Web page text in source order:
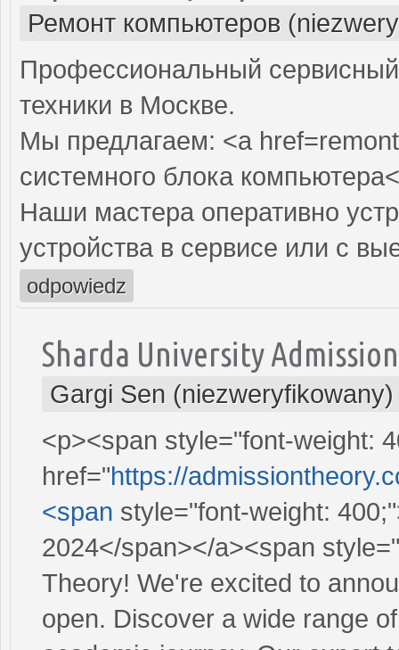
Ремонт компьютеров
Профессиональный
техники в Москве.
Мы предлагаем: <a
системного блока
Наши мастера оперативно
устройства в сервисе или с
odpowiedz
Sharda University
Gargi Sen (niezweryfikowany)
<p><span style="font-weight:
href="https://
<span style="font-weight:
2024</span></a><span
Theory! We're excited to
open. Discover a wide range